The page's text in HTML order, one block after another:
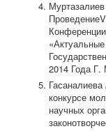
2014 Года Г.
конкурсе
научных